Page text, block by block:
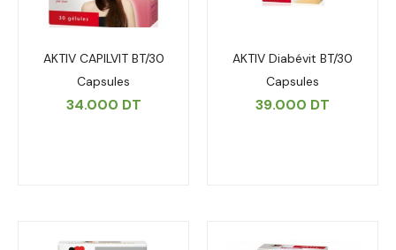
AKTIV CAPILVIT BT/30
Capsules
34.000 DT
AKTIV Diabévit BT/30
Capsules
39.000 DT